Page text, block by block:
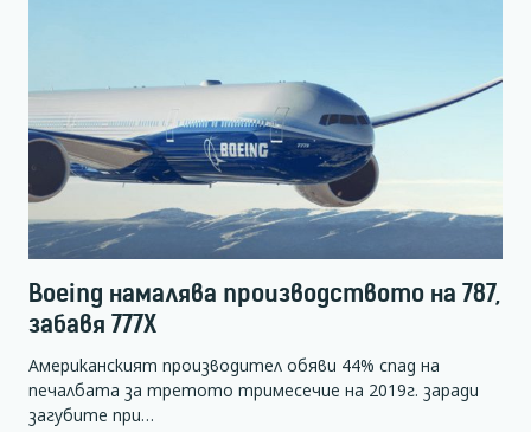
Boeing намалява производството на 787,
забавя 777X
Американският производител обяви 44% спад на
печалбата за третото тримесечие на 2019г. заради
загубите при…